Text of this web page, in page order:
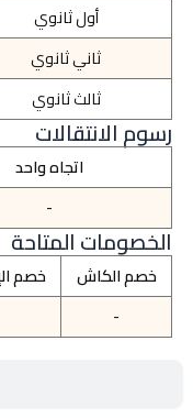
أول ثانوي
ثاني ثانوي
ثالث ثانوي
رسوم الانتقالات
اتجاه واحد
-
الخصومات المتاحة
خصم الكاش خصم
-